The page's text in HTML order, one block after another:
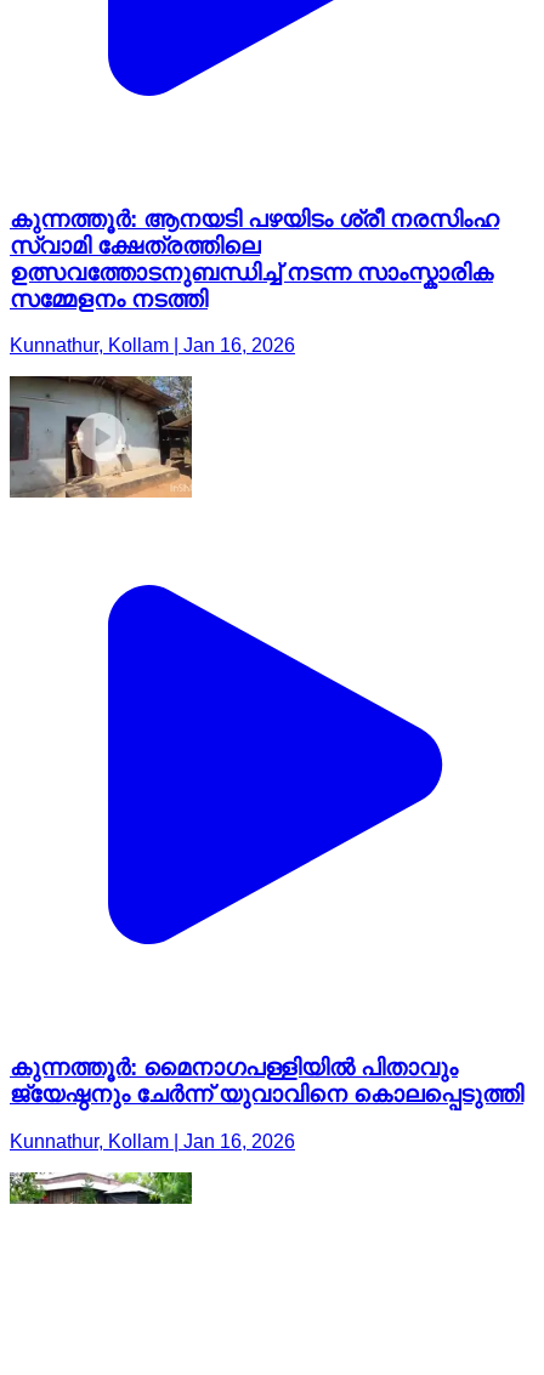
കുന്നത്തൂർ: ആനയടി പഴയിടം ശ്രീ നരസിംഹ
സ്വാമി ക്ഷേത്രത്തിലെ
ഉത്സവത്തോടനുബന്ധിച്ച് നടന്ന സാംസ്കാരിക
സമ്മേളനം നടത്തി
Kunnathur, Kollam | Jan 16, 2026
കുന്നത്തൂർ: മൈനാഗപള്ളിയിൽ പിതാവും
ജ്യേഷ്ഠനും ചേർന്ന് യുവാവിനെ കൊലപ്പെടുത്തി
Kunnathur, Kollam | Jan 16, 2026